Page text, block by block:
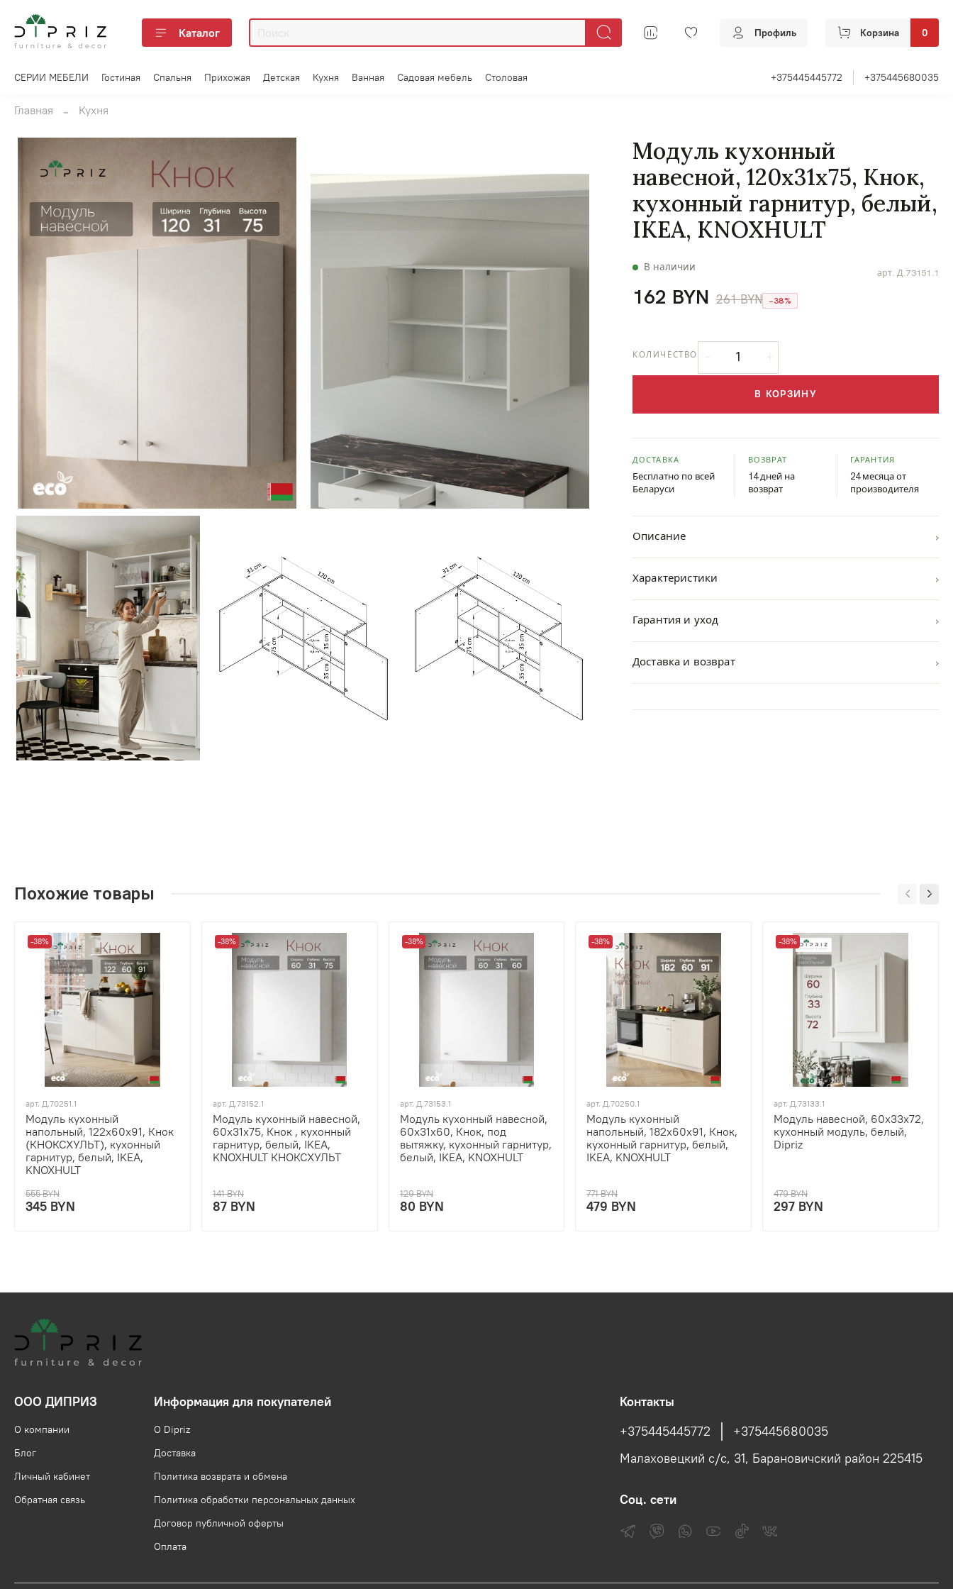
Каталог Профиль Корзина 0
СЕРИИ МЕБЕЛИ Гостиная Спальня Прихожая Детская Кухня Ванная Садовая мебель Столовая +375445445772 +375445680035
Главная Кухня
арт. Д.73151.1
В наличии
Модуль кухонный
навесной, 120х31х75, Кнок,
кухонный гарнитур, белый,
IKEA, KNOXHULT
162 BYN 261 BYN −38%
КОЛИЧЕСТВО
В КОРЗИНУ
ДОСТАВКА
Бесплатно по всей
Беларуси
ВОЗВРАТ
14 дней на
возврат
ГАРАНТИЯ
24 месяца от
производителя
Описание ›
Характеристики ›
Гарантия и уход ›
Доставка и возврат ›
Похожие товары
-38%
арт. Д.70251.1
Модуль кухонный
напольный, 122х60х91, Кнок
(КНОКСХУЛЬТ), кухонный
гарнитур, белый, IKEA,
KNOXHULT
555 BYN
345 BYN
-38%
арт. Д.73152.1
Модуль кухонный навесной,
60х31х75, Кнок , кухонный
гарнитур, белый, IKEA,
KNOXHULT КНОКСХУЛЬТ
141 BYN
87 BYN
-38%
арт. Д.73153.1
Модуль кухонный навесной,
60х31х60, Кнок, под
вытяжку, кухонный гарнитур,
белый, IKEA, KNOXHULT
129 BYN
80 BYN
-38%
арт. Д.70250.1
Модуль кухонный
напольный, 182х60х91, Кнок,
кухонный гарнитур, белый,
IKEA, KNOXHULT
771 BYN
479 BYN
-38%
арт. Д.73133.1
Модуль навесной, 60х33х72,
кухонный модуль, белый,
Dipriz
479 BYN
297 BYN
ООО ДИПРИЗ
О компании
Блог
Личный кабинет
Обратная связь
Информация для покупателей
О Dipriz
Доставка
Политика возврата и обмена
Политика обработки персональных данных
Договор публичной оферты
Оплата
Контакты
+375445445772
+375445680035
Малаховецкий с/c, 31, Барановичский район 225415
Соц. сети